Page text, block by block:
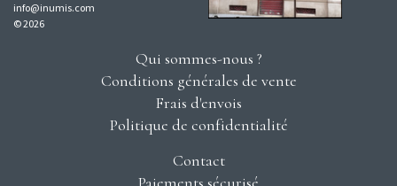
info@inumis.com
© 2026
Qui sommes-nous ?
Conditions générales de vente
Frais d'envois
Politique de confidentialité
Contact